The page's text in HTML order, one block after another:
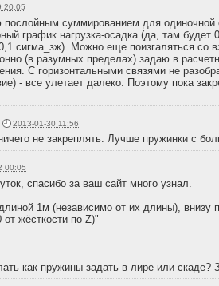
20:05
суммированием для одиночной
график нагрузка-осадка (да, там будет
сигма_зж). Можно еще поизгаляться со
(в разумных пределах) задаю в
С горизонтальными связями не
- все улетает далеко. Поэтому пока
2013-01-30 11:56
не закреплять. Лучше пружинки с
00:05
спасибо за ваш сайт много узнал.
1м (независимо от их длины), внизу
жёсткости по Z)"
как пружины задать в лире или скаде?